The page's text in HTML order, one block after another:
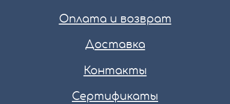
Оплата и возврат
Доставка
Контакты
Сертификаты